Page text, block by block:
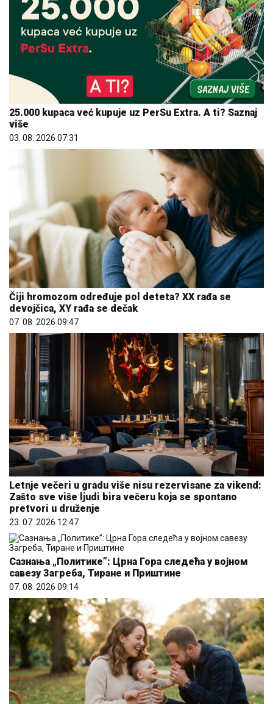
25.000 kupaca već kupuje uz PerSu Extra. A ti? Saznaj
više
03. 08. 2026 07:31
Čiji hromozom određuje pol deteta? XX rađa se
devojčica, XY rađa se dečak
07. 08. 2026 09:47
Letnje večeri u gradu više nisu rezervisane za vikend:
Zašto sve više ljudi bira večeru koja se spontano
pretvori u druženje
23. 07. 2026 12:47
Сазнања „Политике”: Црна Гора следећа у војном
савезу Загреба, Тиране и Приштине
07. 08. 2026 09:14